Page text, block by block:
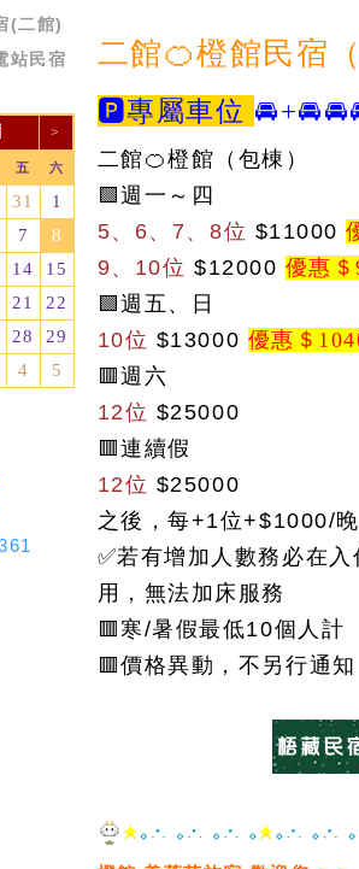
二館🍊橙館民宿
🅿️專屬車位 🚘+🚘🚘
二館🍊橙館（包棟）
🟩週一～四
5、6、7、8位 $11000
9、10位 $12000 優惠
🟩週五、日
10位 $13000 優惠＄
🟥週六
12位 $25000
🟥連續假
12位 $25000
之後，每+1位+$1000/晚
✅若有增加人數務必在
用，無法加床服務
🟥 寒/暑假最低10個人計
🟥價格異動，不另行通知
(二館)
站民宿
>
五 六
31
1
7
8
14
15
21
22
28
29
4 5